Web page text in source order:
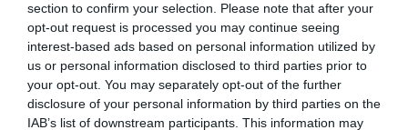
section to confirm your selection. Please note that after your
opt-out request is processed you may continue seeing
interest-based ads based on personal information utilized by
us or personal information disclosed to third parties prior to
your opt-out. You may separately opt-out of the further
disclosure of your personal information by third parties on the
IAB’s list of downstream participants. This information may
Fungus Dries Up And Falls Off After The First
Use
More
277